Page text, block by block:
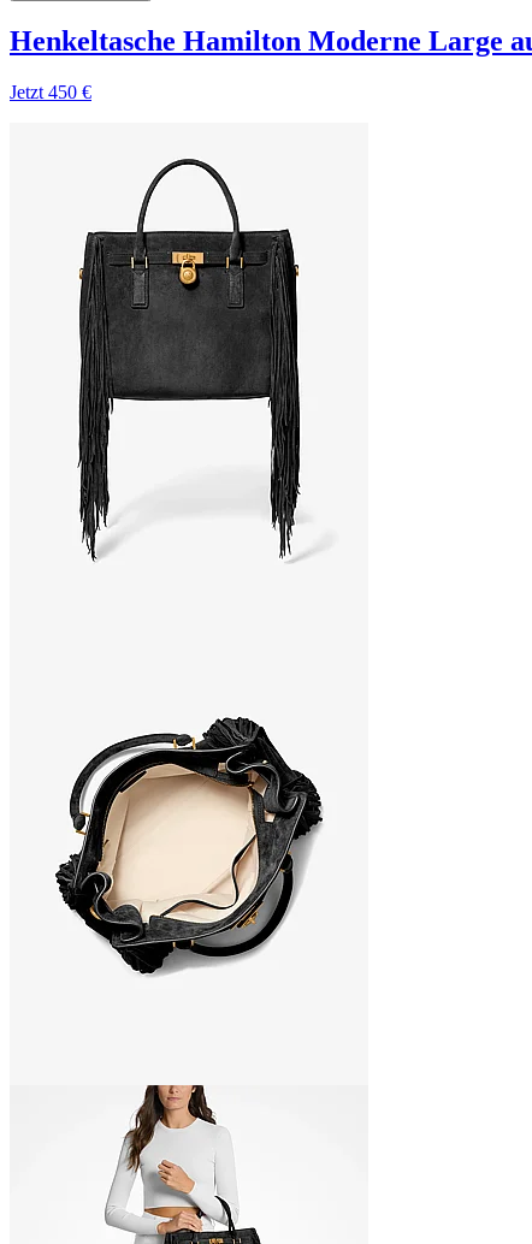
Henkeltasche Hamilton Moderne Large
Jetzt 450 €